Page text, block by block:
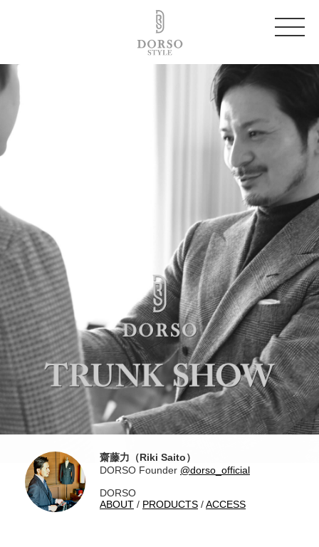
齋藤力（Riki Saito）
DORSO Founder @dorso_official
DORSO
ABOUT / PRODUCTS /ACCESS